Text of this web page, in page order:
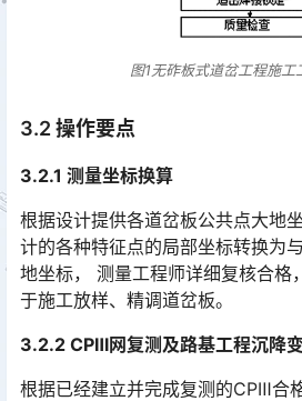
图1无砟板式道岔工程施工
3.2 操作要点
3.2.1 测量坐标换算
根据设计提供各道岔板公共点大地
计的各种特征点的局部坐标转换为
地坐标， 测量工程师详细复核合格
于施工放样、精调道岔板。󠅅󠅃󠄵󠅂󠄪󠇖󠆨󠆨󠇕󠆞󠆒󠅬󠇘󠆭󠆘󠇙󠆝󠅵󠇗󠆭󠆁󠄐󠇗󠅹󠅸󠇖󠆍󠅳󠇖󠅹󠅰󠇖󠆌󠅹
3.2.2 CPⅢ网复测及路基工程沉降
根据已经建立并完成复测的CPⅢ合